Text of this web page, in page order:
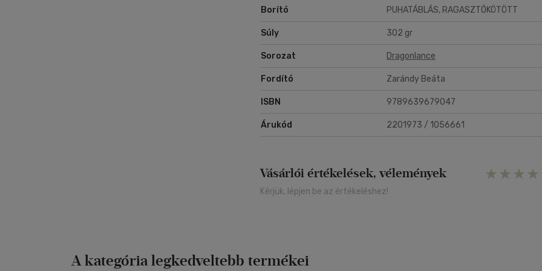
Borító PUHATÁBLÁS, RAGASZTÓKÖTÖTT
Súly 302 gr
Sorozat Dragonlance
Fordító Zarándy Beáta
ISBN 9789639679047
Árukód 2201973 / 1056661
Vásárlói értékelések, vélemények
Kérjük, lépjen be az értékeléshez!
A kategória legkedveltebb termékei